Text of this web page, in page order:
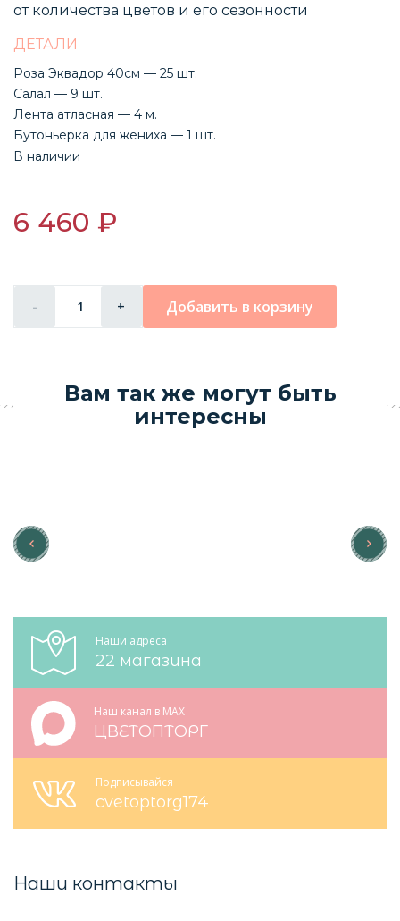
от количества цветов и его сезонности
ДЕТАЛИ
Роза Эквадор 40см — 25 шт.
Салал — 9 шт.
Лента атласная — 4 м.
Бутоньерка для жениха — 1 шт.
В наличии
6 460 ₽
- + Добавить в корзину
Вам так же могут быть
интересны
Наши адреса
22 магазина
Наш канал в MAX
ЦВЕТОПТОРГ
Подписывайся
cvetoptorg174
Наши контакты